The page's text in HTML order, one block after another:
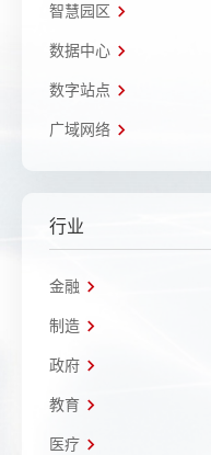
智慧园区
数据中心
数字站点
广域网络
行业
金融
制造
政府
教育
医疗